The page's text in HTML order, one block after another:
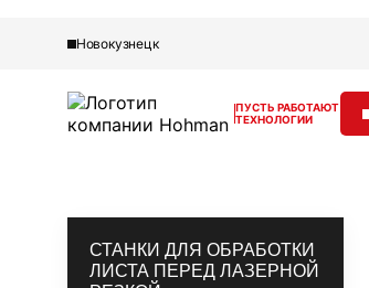
Новокузнецк
ПУСТЬ РАБОТАЮТ
ТЕХНОЛОГИИ
Контакты
Технические документы
О компании
Блог
СТАНКИ ДЛЯ ОБРАБОТКИ
ЛИСТА ПЕРЕД ЛАЗЕРНОЙ